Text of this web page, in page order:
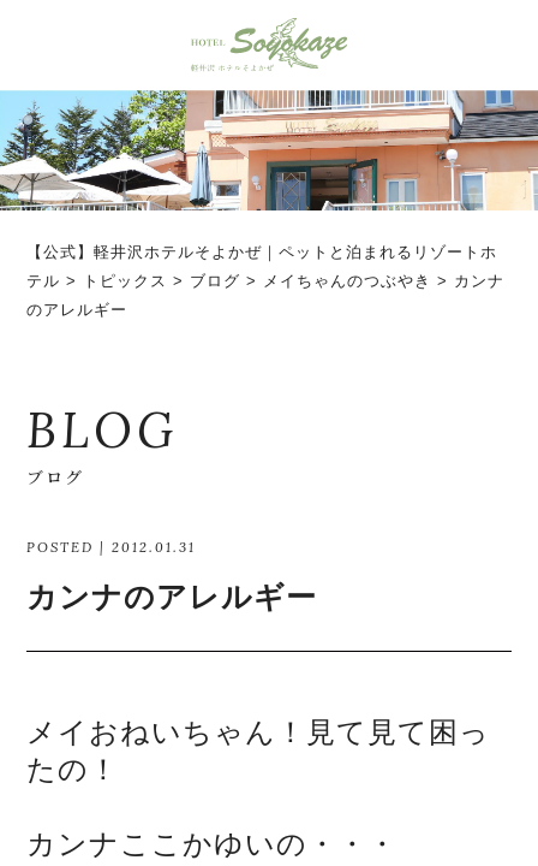
【公式】軽井沢ホテルそよかぜ｜ペットと泊まれるリゾートホ
テル > トピックス > ブログ > メイちゃんのつぶやき > カンナ
のアレルギー
BLOG
ブログ
POSTED | 2012.01.31
カンナのアレルギー
メイおねいちゃん！見て見て困っ
たの！
カンナここかゆいの・・・